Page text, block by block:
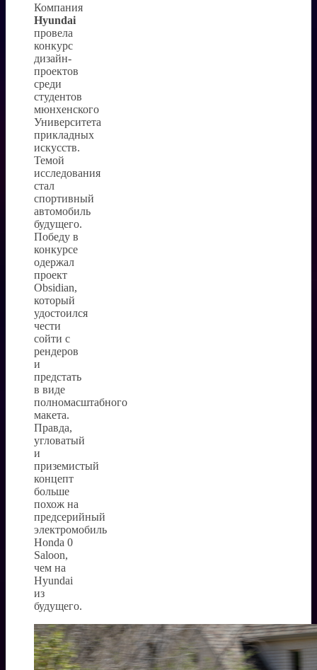
Компания
Hyundai
провела
конкурс
дизайн-
проектов
среди
студентов
мюнхенского
Университета
прикладных
искусств.
Темой
исследования
стал
спортивный
автомобиль
будущего.
Победу в
конкурсе
одержал
проект
Obsidian,
который
удостоился
чести
сойти с
рендеров
и
предстать
в виде
полномасштабного
макета.
Правда,
угловатый
и
приземистый
концепт
больше
похож на
предсерийный
электромобиль
Honda 0
Saloon,
чем на
Hyundai
из
будущего.